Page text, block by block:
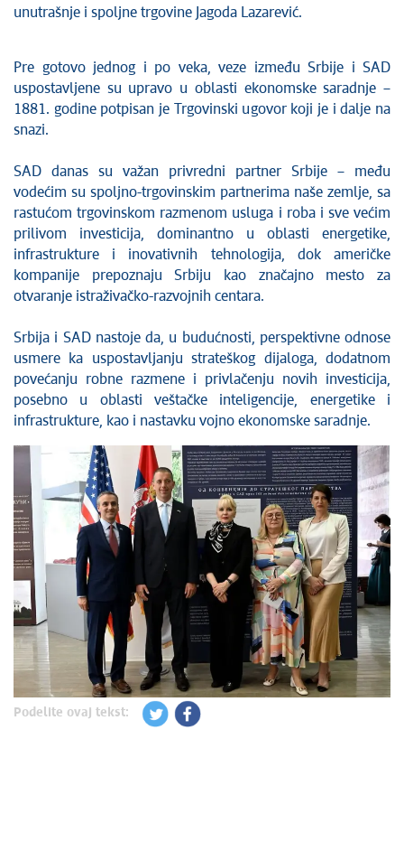
unutrašnje i spoljne trgovine Jagoda Lazarević.
Pre gotovo jednog i po veka, veze između Srbije i SAD
uspostavljene su upravo u oblasti ekonomske saradnje –
1881. godine potpisan je Trgovinski ugovor koji je i dalje na
snazi.
SAD danas su važan privredni partner Srbije – među
vodećim su spoljno-trgovinskim partnerima naše zemlje, sa
rastućom trgovinskom razmenom usluga i roba i sve većim
prilivom investicija, dominantno u oblasti energetike,
infrastrukture i inovativnih tehnologija, dok američke
kompanije prepoznaju Srbiju kao značajno mesto za
otvaranje istraživačko-razvojnih centara.
Srbija i SAD nastoje da, u budućnosti, perspektivne odnose
usmere ka uspostavljanju strateškog dijaloga, dodatnom
povećanju robne razmene i privlačenju novih investicija,
posebno u oblasti veštačke inteligencije, energetike i
infrastrukture, kao i nastavku vojno ekonomske saradnje.
Podelite ovaj tekst: